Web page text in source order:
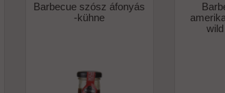
Barbecue szósz áfonyás
-kühne